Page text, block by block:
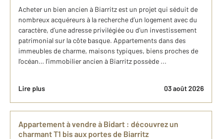
Acheter un bien ancien à Biarritz est un projet qui séduit de
nombreux acquéreurs à la recherche d’un logement avec du
caractère, d’une adresse privilégiée ou d’un investissement
patrimonial sur la côte basque. Appartements dans des
immeubles de charme, maisons typiques, biens proches de
l’océan… l’immobilier ancien à Biarritz possède ...
Lire plus 03 août 2026
Appartement à vendre à Bidart : découvrez un
charmant T1 bis aux portes de Biarritz